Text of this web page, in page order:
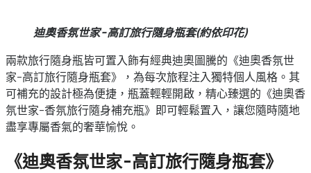
迪奧香氛世家-高訂旅行隨身瓶套(約依印花)
兩款旅行隨身瓶皆可置入飾有經典迪奧圖騰的《迪奧香氛世
家-高訂旅行隨身瓶套》，為每次旅程注入獨特個人風格。其
可補充的設計極為便捷，瓶蓋輕輕開啟，精心臻選的《迪奧香
氛世家-香氛旅行隨身補充瓶》即可輕鬆置入，讓您隨時隨地
盡享專屬香氣的奢華愉悅。
《迪奧香氛世家-高訂旅行隨身瓶套》